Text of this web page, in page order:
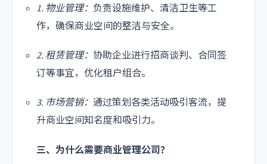
1. 物业管理： 负责设施维护、清洁卫生等工
作，确保商业空间的整洁与安全。
2. 租赁管理： 协助企业进行招商谈判、合同签
订等事宜，优化租户组合。
3. 市场营销： 通过策划各类活动吸引客流，提
升商业空间知名度和吸引力。
三、为什么需要商业管理公司？